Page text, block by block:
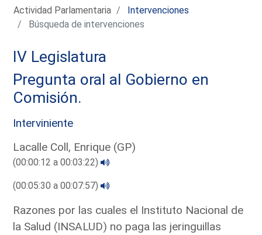
Actividad Parlamentaria
Intervenciones
Búsqueda de intervenciones
IV Legislatura
Pregunta oral al Gobierno en
Comisión.
Interviniente
Lacalle Coll, Enrique (GP)
(00:00:12 a 00:03:22)
(00:05:30 a 00:07:57)
Razones por las cuales el Instituto Nacional de
la Salud (INSALUD) no paga las jeringuillas